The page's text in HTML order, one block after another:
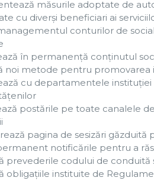
măsurile adoptate de
cu diverşi beneficiari ai
conturilor de
în permanență conținutul
noi metode pentru promovarea
cu departamentele
postările pe toate canalele
pagina de sesizări găzduită
notificările pentru a
prevederile codului de
obligațiile instituite de